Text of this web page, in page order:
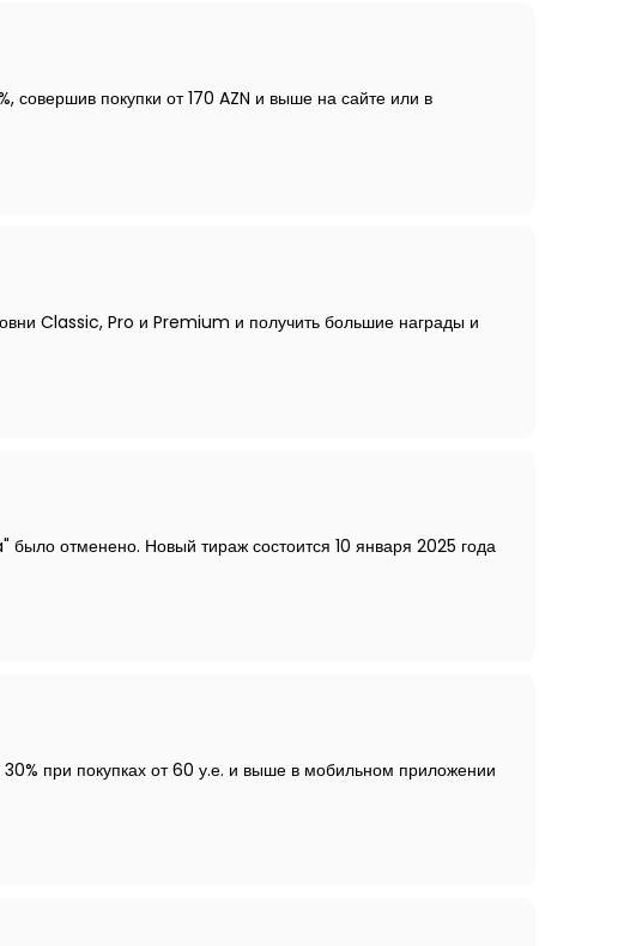
совершив покупки от 170 AZN и выше на сайте или в
Classic, Pro и Premium и получить большие награды и
отменено. Новый тираж состоится 10 января 2025 года
при покупках от 60 у.е. и выше в мобильном приложении